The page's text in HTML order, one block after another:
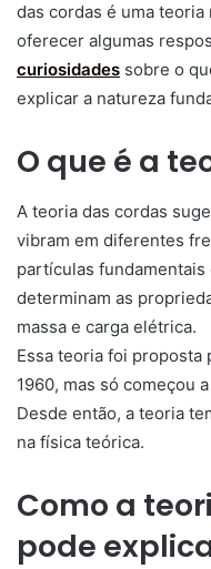
das cordas é uma
oferecer algumas
curiosidades sobre o
explicar a natureza
O que é a
A teoria das cordas
vibram em diferentes
partículas fundamentais
determinam as
massa e carga elétrica.
Essa teoria foi proposta
1960, mas só começou
Desde então, a teoria
na física teórica.
Como a
pode